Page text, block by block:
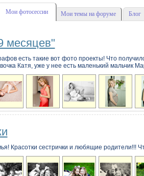
Мои фотосессии Мои темы на форуме Блог
месяцев"
есть такие вот фото проекты! Что
Катя, уже у нее есть маленький мальчик
Красотки сестрички и любящие